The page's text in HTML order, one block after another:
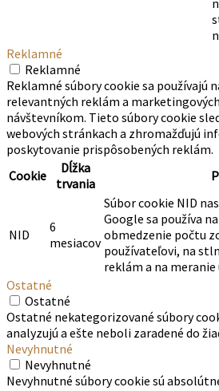
_gid 1 deň
Reklamné
Reklamné
Reklamné súbory cookie sa používajú
relevantných reklám a
návštevníkom. Tieto súbory cookie
webových stránkach a zhromažďujú
poskytovanie prispôsobených reklám.